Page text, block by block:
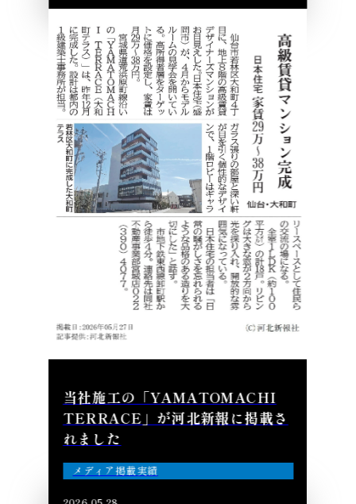
当社施工の「YAMATOMACHI
TERRACE」が河北新報に掲載さ
れました
メディア掲載実績